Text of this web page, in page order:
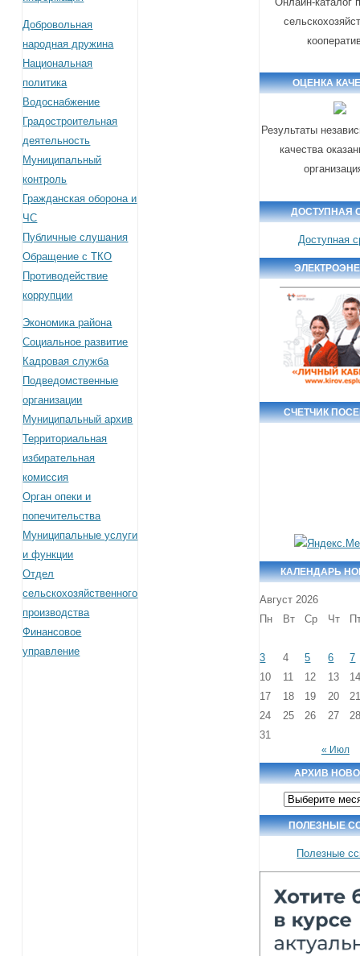
Добровольная
народная дружина
Национальная
политика
Водоснабжение
Градостроительная
деятельность
Муниципальный
контроль
Гражданская оборона и
ЧС
Публичные слушания
Обращение с ТКО
Противодействие
коррупции
Экономика района
Социальное развитие
Кадровая служба
Подведомственные
организации
Муниципальный архив
Территориальная
избирательная
комиссия
Орган опеки и
попечительства
Муниципальные услуги
и функции
Отдел
сельскохозяйственного
производства
Финансовое
управление
ОЦЕНКА
Результаты
качества
ДОСТУПНАЯ
Доступная
СЧЕТЧИК
КАЛЕНДАРЬ
Август 2026
Пн
Вт Ср Чт
3 4 5 6
7
10
11 12 13
17
18 19 20
24
25 26 27
31
« Июл
АРХИВ
Архив
новостей
ПОЛЕЗНЫЕ
Полезные